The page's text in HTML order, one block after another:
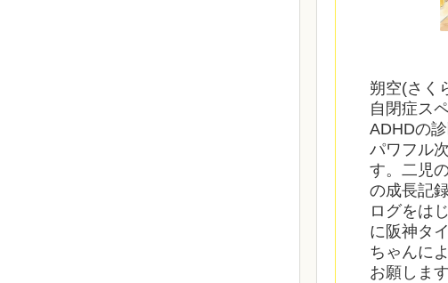
朔空(さく
自閉症ス
ADHDの
パワフル
す。二児
の成長記
ログをは
に阪神タ
ちゃんに
お願します